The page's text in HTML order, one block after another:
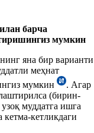
барча
мумкин
яна бир варианти
меҳнат
мумкин
. Агар
(бирин-
муддатга ишга
кетликдаги